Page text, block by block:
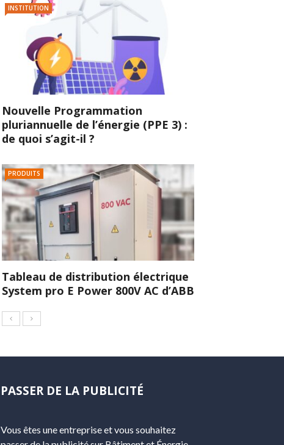
INSTITUTION
Nouvelle Programmation
pluriannuelle de l’énergie (PPE 3) :
de quoi s’agit-il ?
PRODUITS
Tableau de distribution électrique
System pro E Power 800V AC d’ABB
PASSER DE LA PUBLICITÉ
Vous êtes une entreprise et vous souhaitez